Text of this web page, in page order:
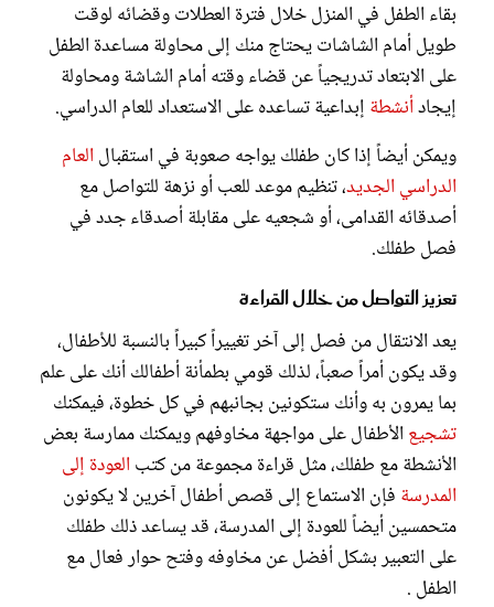
بقاء الطفل في المنزل خلال فترة العطلات وقضائه لوقت
طويل أمام الشاشات يحتاج منك إلى محاولة مساعدة الطفل
على الابتعاد تدريجياً عن قضاء وقته أمام الشاشة ومحاولة
إيجادأنشطة إبداعية تساعده على الاستعداد للعام الدراسي.
ويمكن أيضاً إذا كان طفلك يواجه صعوبة في استقبال العام
الدراسي الجديد، تنظيم موعد للعب أو نزهة للتواصل مع
أصدقائه القدامى، أو شجعيه على مقابلة أصدقاء جدد في
فصل طفلك.
تعزيز التواصل من خلال القراءة
يعد الانتقال من فصل إلى آخر تغييراً كبيراً بالنسبة للأطفال،
وقد يكون أمراً صعباً، لذلك قومي بطمأنة أطفالك أنك على علم
بما يمرون به وأنك ستكونين بجانبهم في كل خطوة، فيمكنك
تشجيع الأطفال على مواجهة مخاوفهم ويمكنك ممارسة بعض
الأنشطة مع طفلك، مثل قراءة مجموعة من كتب العودة إلى
المدرسة فإن الاستماع إلى قصص أطفال آخرين لا يكونون
متحمسين أيضاً للعودة إلى المدرسة، قد يساعد ذلك طفلك
على التعبير بشكل أفضل عن مخاوفه وفتح حوار فعال مع
الطفل .